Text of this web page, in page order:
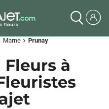
Marne chevron_right Prunay
à